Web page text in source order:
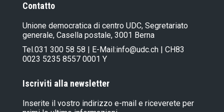
Contatto
Unione democratica di centro UDC, Segretariato
generale, Casella postale, 3001 Berna
Tel.031 300 58 58 | E-Mail:info@udc.ch | CH83
0023 5235 8557 0001 Y
Iscriviti alla newsletter
Inserite il vostro indirizzo e-mail e riceverete per